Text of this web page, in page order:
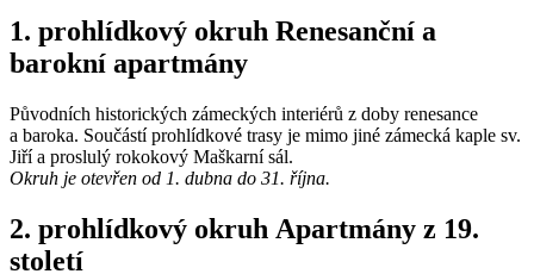
1. prohlídkový okruh Renesanční a
barokní apartmány
Původních historických zámeckých interiérů z doby renesance
a baroka. Součástí prohlídkové trasy je mimo jiné zámecká kaple sv.
Jiří a proslulý rokokový Maškarní sál.
Okruh je otevřen od 1. dubna do 31. října.
2. prohlídkový okruh Apartmány z 19.
století